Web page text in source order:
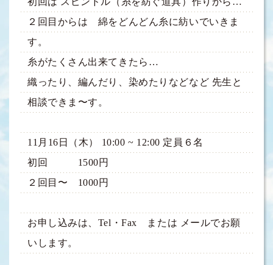
２回目からは 綿をどんどん糸に紡いでいきま
す。
糸がたくさん出来てきたら…
織ったり、編んだり、染めたりなどなど 先生と
相談できま〜す。
11月16日（木） 10:00 ~ 12:00 定員６名
初回 1500円
２回目〜 1000円
お申し込みは、Tel・Fax または メールでお願
いします。